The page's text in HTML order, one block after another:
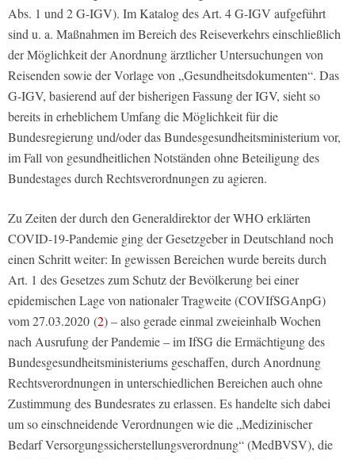
Abs. 1 und 2 G-IGV). Im Katalog des Art. 4 G-IGV aufgeführt
sind u. a. Maßnahmen im Bereich des Reiseverkehrs einschließlich
der Möglichkeit der Anordnung ärztlicher Untersuchungen von
Reisenden sowie der Vorlage von „Gesundheitsdokumenten“. Das
G-IGV, basierend auf der bisherigen Fassung der IGV, sieht so
bereits in erheblichem Umfang die Möglichkeit für die
Bundesregierung und/oder das Bundesgesundheitsministerium vor,
im Fall von gesundheitlichen Notständen ohne Beteiligung des
Bundestages durch Rechtsverordnungen zu agieren.
Zu Zeiten der durch den Generaldirektor der WHO erklärten
COVID-19-Pandemie ging der Gesetzgeber in Deutschland noch
einen Schritt weiter: In gewissen Bereichen wurde bereits durch
Art. 1 des Gesetzes zum Schutz der Bevölkerung bei einer
epidemischen Lage von nationaler Tragweite (COVIfSGAnpG)
vom 27.03.2020 (2) – also gerade einmal zweieinhalb Wochen
nach Ausrufung der Pandemie – im IfSG die Ermächtigung des
Bundesgesundheitsministeriums geschaffen, durch Anordnung
Rechtsverordnungen in unterschiedlichen Bereichen auch ohne
Zustimmung des Bundesrates zu erlassen. Es handelte sich dabei
um so einschneidende Verordnungen wie die „Medizinischer
Bedarf Versorgungssicherstellungsverordnung“ (MedBVSV), die